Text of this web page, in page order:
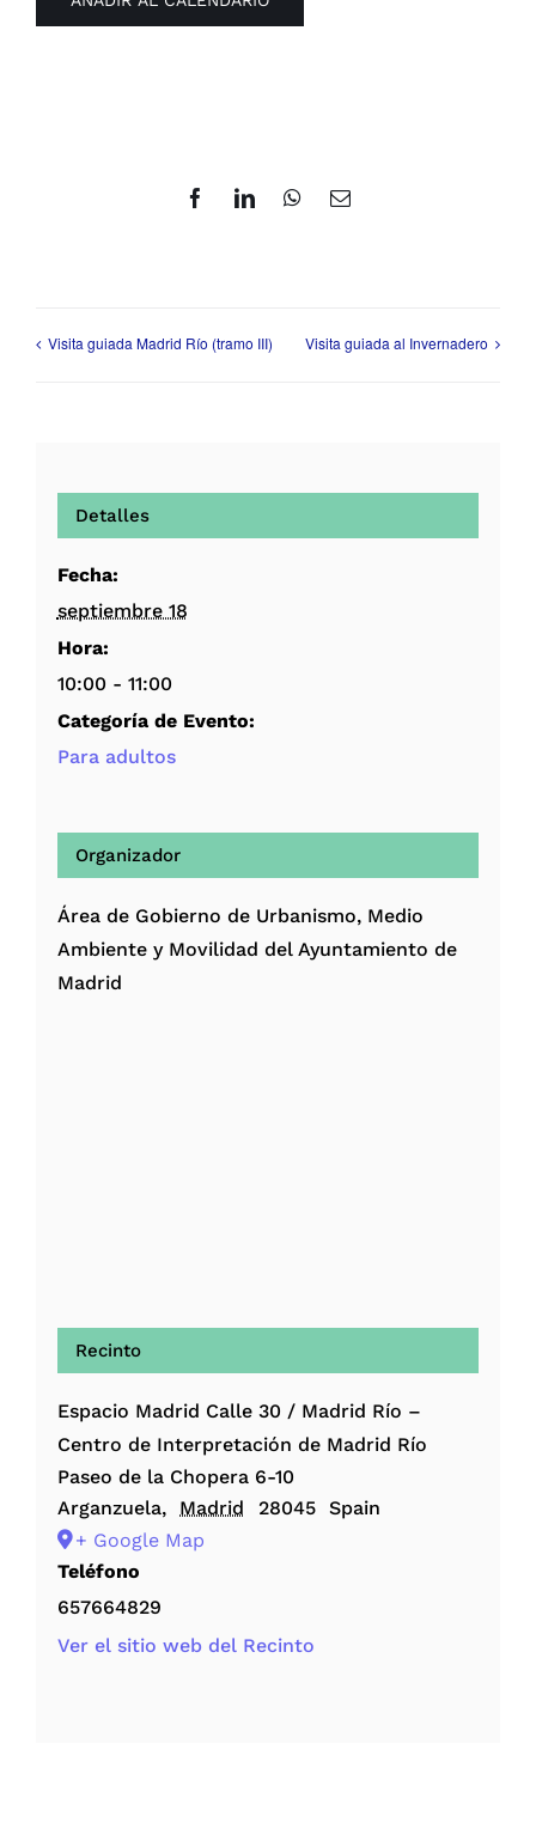
FacebookLinkedInWhatsApp
Correo
Visita guiada Madrid Río (tramo III) Visita guiada al Invernadero
Detalles
Fecha:
septiembre 18
Hora:
10:00 - 11:00
Categoría de Evento:
Para adultos
Organizador
Área de Gobierno de Urbanismo, Medio
Ambiente y Movilidad del Ayuntamiento de
Madrid
Recinto
Espacio Madrid Calle 30 / Madrid Río –
Centro de Interpretación de Madrid Río
Paseo de la Chopera 6-10
Arganzuela, Madrid 28045 Spain
+ Google Map
Teléfono
657664829
Ver el sitio web del Recinto